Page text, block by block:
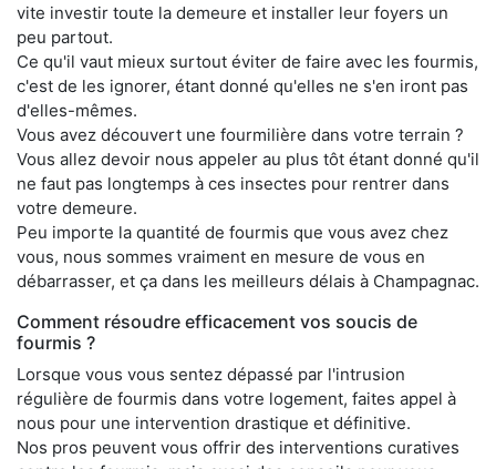
vite investir toute la demeure et installer leur foyers un
peu partout.
Ce qu'il vaut mieux surtout éviter de faire avec les fourmis,
c'est de les ignorer, étant donné qu'elles ne s'en iront pas
d'elles-mêmes.
Vous avez découvert une fourmilière dans votre terrain ?
Vous allez devoir nous appeler au plus tôt étant donné qu'il
ne faut pas longtemps à ces insectes pour rentrer dans
votre demeure.
Peu importe la quantité de fourmis que vous avez chez
vous, nous sommes vraiment en mesure de vous en
débarrasser, et ça dans les meilleurs délais à Champagnac.
Comment résoudre efficacement vos soucis de
fourmis ?
Lorsque vous vous sentez dépassé par l'intrusion
régulière de fourmis dans votre logement, faites appel à
nous pour une intervention drastique et définitive.
Nos pros peuvent vous offrir des interventions curatives